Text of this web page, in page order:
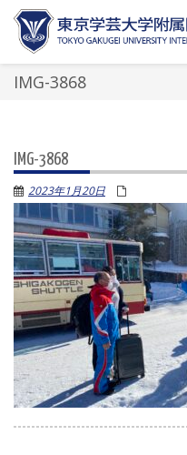
IMG-3868
IMG-3868
2023年1月20日